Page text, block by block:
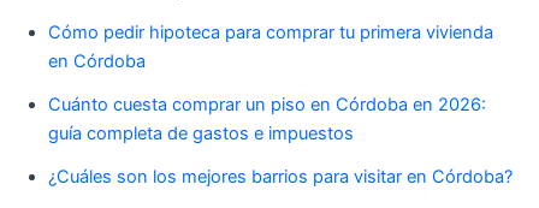
Cómo pedir hipoteca para comprar tu primera vivienda
en Córdoba
Cuánto cuesta comprar un piso en Córdoba en 2026:
guía completa de gastos e impuestos
¿Cuáles son los mejores barrios para visitar en Córdoba?